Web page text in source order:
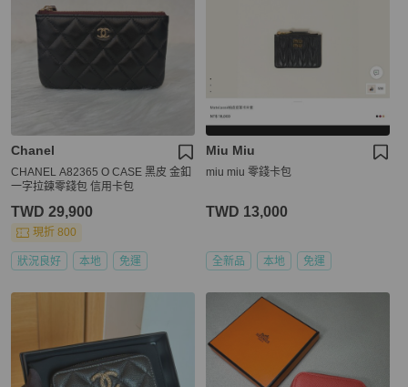
Chanel
CHANEL A82365 O CASE 黑皮 金釦
一字拉鍊零錢包 信用卡包
TWD 29,900
現折 800
狀況良好 本地 免運
Miu Miu
miu miu 零錢卡包
TWD 13,000
全新品 本地 免運